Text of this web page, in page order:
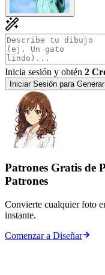
Inicia sesión y obtén 2
Iniciar Sesión para Generar
Patrones Gratis de
Patrones
Convierte cualquier foto
instante.
Comenzar a Diseñar